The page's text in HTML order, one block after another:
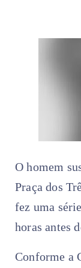
O homem
Praça dos
fez uma
horas antes
Conforme a